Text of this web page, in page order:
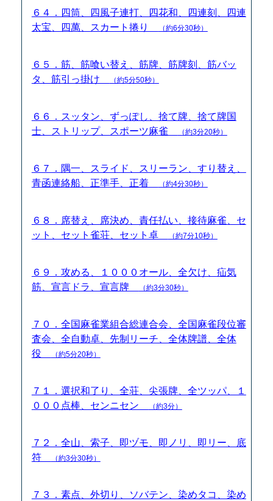
６４．四筒、四風子連打、四花和、四連刻、四連
太宝、四萬、スカート捲り
（約6分30秒）
６５．筋、筋喰い替え、筋牌、筋牌刻、筋バッ
タ、筋引っ掛け
（約5分50秒）
６６．スッタン、ずっぽし、捨て牌、捨て牌国
士、ストリップ、スポーツ麻雀
（約3分20秒）
６７．隅一、スライド、スリーラン、すり替え、
青函連絡船、正準手、正着
（約4分30秒）
６８．席替え、席決め、責任払い、接待麻雀、セ
ット、セット雀荘、セット卓
（約7分10秒）
６９．攻める、１０００オール、全欠け、疝気
筋、宣言ドラ、宣言牌
（約3分30秒）
７０．全国麻雀業組合総連合会、全国麻雀段位審
査会、全自動卓、先制リーチ、全体牌譜、全体
役
（約5分20秒）
７１．選択和了り、全荘、尖張牌、全ツッパ、１
０００点棒、センニセン
（約3分）
７２．全山、索子、即ヅモ、即ノリ、即リー、底
符
（約3分30秒）
７３．素点、外切り、ソバテン、染めタコ、染め